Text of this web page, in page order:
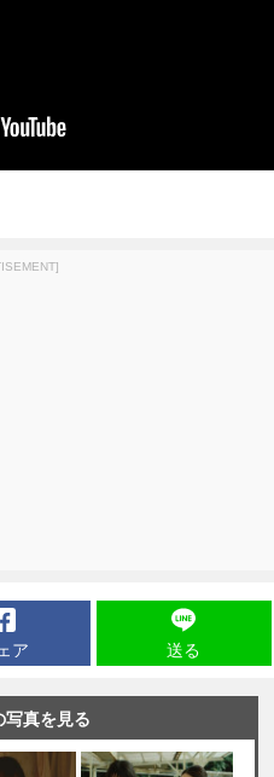
ア 送る
写真を見る